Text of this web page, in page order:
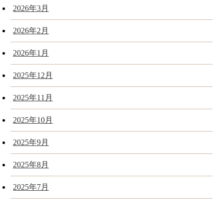
2026年3月
2026年2月
2026年1月
2025年12月
2025年11月
2025年10月
2025年9月
2025年8月
2025年7月